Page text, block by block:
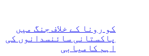
کو رونا کے خلاف جنگ میں
پاکستانی سائنسدانوں کی
اہم کامیابی